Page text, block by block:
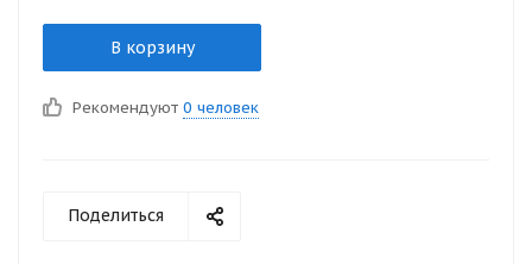
В корзину
Рекомендуют 0 человек
Поделиться